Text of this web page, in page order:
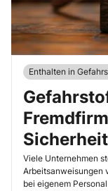
Enthalten in
Viele Unternehmen
Arbeitsanweisungen
bei eigenem